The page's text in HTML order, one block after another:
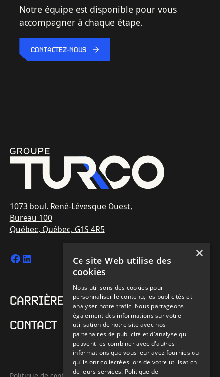
Notre équipe est disponible pour vous
accompagner à chaque étape.
CONTACTEZ-NOUS
1073 boul. René-Lévesque Ouest,
Bureau 100
Québec, Québec, G1S 4R5
CARRIÈRE
CONTACT
×
Ce site Web utilise des
cookies
Nous utilisons des cookies pour
personnaliser le contenu, les publicités et
analyser notre trafic. Nous partageons
également des informations sur votre
utilisation de notre site avec nos
partenaires de publicité et d'analyse qui
peuvent les combiner avec d'autres
informations que vous leur avez fournies ou
qu'ils ont collectées lors de votre utilisation
de leurs services. Politique de